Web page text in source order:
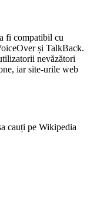
fi compatibil cu
și TalkBack.
nevăzători
iar site-urile web
cauți pe Wikipedia